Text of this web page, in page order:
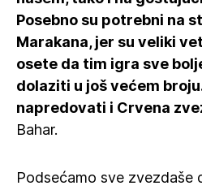
Posebno su potrebni na
Marakana, jer su veliki
osete da tim igra sve
dolaziti u još većem
napredovati i Crvena
Bahar.
Podsećamo sve zvezdaše